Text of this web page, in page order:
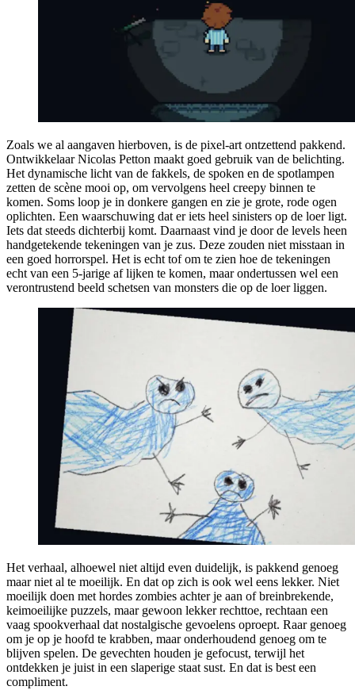
Zoals we al aangaven hierboven, is de pixel-art ontzettend pakkend.
Ontwikkelaar Nicolas Petton maakt goed gebruik van de belichting.
Het dynamische licht van de fakkels, de spoken en de spotlampen
zetten de scène mooi op, om vervolgens heel creepy binnen te
komen. Soms loop je in donkere gangen en zie je grote, rode ogen
oplichten. Een waarschuwing dat er iets heel sinisters op de loer ligt.
Iets dat steeds dichterbij komt. Daarnaast vind je door de levels heen
handgetekende tekeningen van je zus. Deze zouden niet misstaan in
een goed horrorspel. Het is echt tof om te zien hoe de tekeningen
echt van een 5-jarige af lijken te komen, maar ondertussen wel een
verontrustend beeld schetsen van monsters die op de loer liggen.
Het verhaal, alhoewel niet altijd even duidelijk, is pakkend genoeg
maar niet al te moeilijk. En dat op zich is ook wel eens lekker. Niet
moeilijk doen met hordes zombies achter je aan of breinbrekende,
keimoeilijke puzzels, maar gewoon lekker rechttoe, rechtaan een
vaag spookverhaal dat nostalgische gevoelens oproept. Raar genoeg
om je op je hoofd te krabben, maar onderhoudend genoeg om te
blijven spelen. De gevechten houden je gefocust, terwijl het
ontdekken je juist in een slaperige staat sust. En dat is best een
compliment.